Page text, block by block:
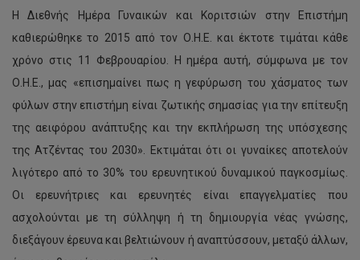
Η Διεθνής Ημέρα Γυναικών και Κοριτσιών στην Επιστήμη
καθιερώθηκε το 2015 από τον Ο.Η.Ε. και έκτοτε τιμάται κάθε
χρόνο στις 11 Φεβρουαρίου. Η ημέρα αυτή, σύμφωνα με τον
Ο.Η.Ε., μας «επισημαίνει πως η γεφύρωση του χάσματος των
φύλων στην επιστήμη είναι ζωτικής σημασίας για την επίτευξη
της αειφόρου ανάπτυξης και την εκπλήρωση της υπόσχεσης
της Ατζέντας του 2030». Εκτιμάται ότι οι γυναίκες αποτελούν
λιγότερο από το 30% του ερευνητικού δυναμικού παγκοσμίως.
Οι ερευνήτριες και ερευνητές είναι επαγγελματίες που
ασχολούνται με τη σύλληψη ή τη δημιουργία νέας γνώσης,
διεξάγουν έρευνα και βελτιώνουν ή αναπτύσσουν, μεταξύ άλλων,